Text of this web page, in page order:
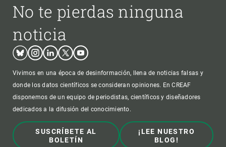
No te pierdas ninguna
noticia
BlueskyInstagram
LinkedinTwitterYoutube
Vivimos en una época de desinformación, llena de noticias falsas y
donde los datos científicos se consideran opiniones. En CREAF
disponemos de un equipo de periodistas, científicos y diseñadores
dedicados a la difusión del conocimiento.
SUSCRÍBETE AL
BOLETÍN
¡LEE NUESTRO
BLOG!